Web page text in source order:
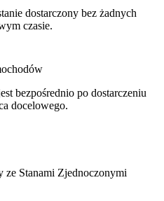
dostarczony bez żadnych
czasie.
bezpośrednio po dostarczeniu
docelowego.
ze Stanami Zjednoczonymi